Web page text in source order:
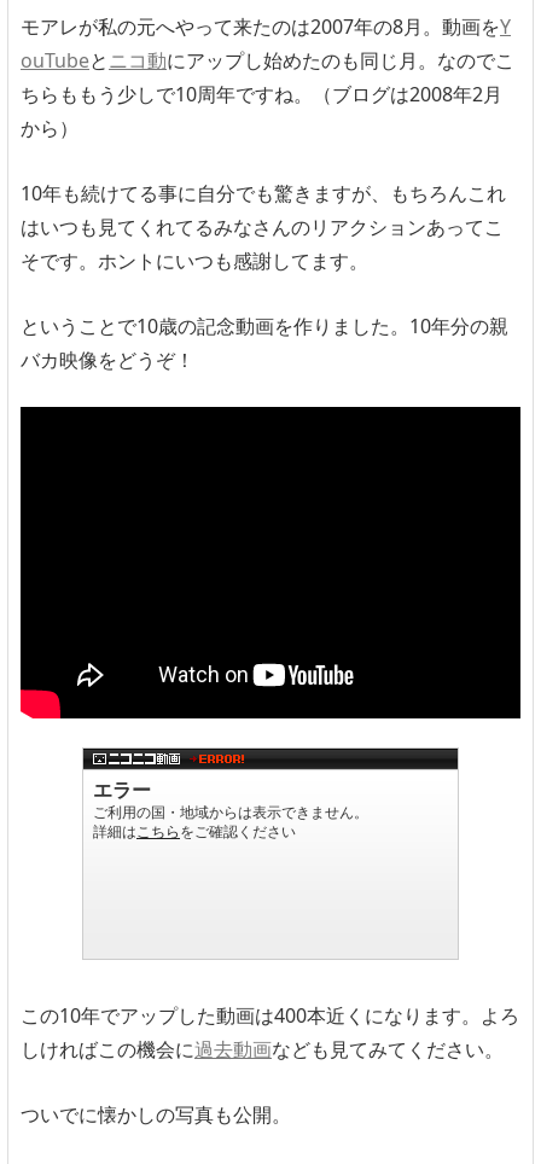
モアレが私の元へやって来たのは2007年の8月。動画をY
ouTubeとニコ動にアップし始めたのも同じ月。なのでこ
ちらももう少しで10周年ですね。（ブログは2008年2月
から）
10年も続けてる事に自分でも驚きますが、もちろんこれ
はいつも見てくれてるみなさんのリアクションあってこ
そです。ホントにいつも感謝してます。
ということで10歳の記念動画を作りました。10年分の親
バカ映像をどうぞ！
この10年でアップした動画は400本近くになります。よろ
しければこの機会に過去動画なども見てみてください。
ついでに懐かしの写真も公開。